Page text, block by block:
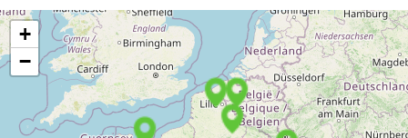
Carte des fédérations Familles Rurales
+
−